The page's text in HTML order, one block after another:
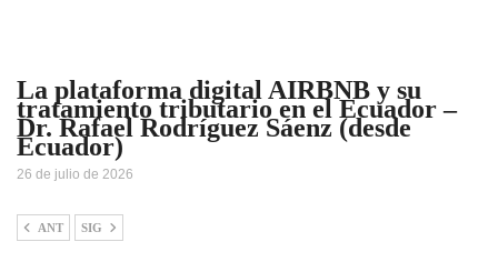
La plataforma digital AIRBNB y su
tratamiento tributario en el Ecuador –
Dr. Rafael Rodríguez Sáenz (desde
Ecuador)
26 de julio de 2026
ANT SIG